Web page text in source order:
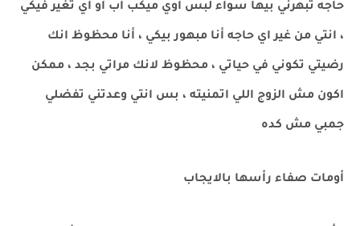
حاجه تبهرني بيها سواء لبس اوي ميكب اب او اي تغير فيكي
، انتي من غير اي حاجه أنا مبهور بيكي ، أنا محظوظ انك
رضيتي تكوني في حياتي ، محظوظ لانك مراتي بجد ، ممكن
اكون مش الزوج اللي اتمنيته ، بس انتي وعدتني تفضلي
جمبي مش كده
أومات صفاء رأسها بالايجاب